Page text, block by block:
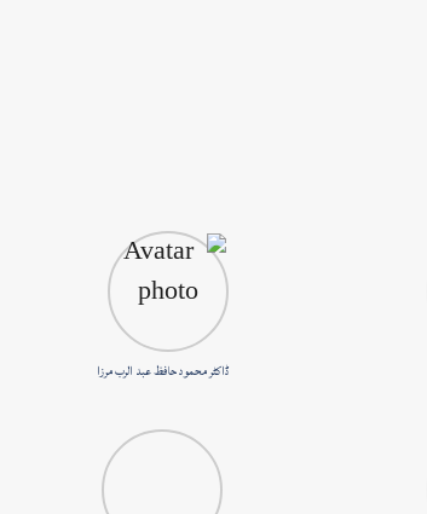
ڈاکٹر محمود حافظ عبد الرب مرزا